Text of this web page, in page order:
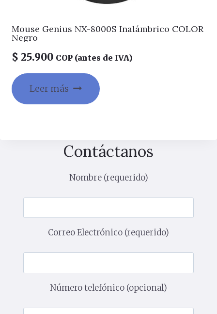
Mouse Genius NX-8000S Inalámbrico COLOR
Negro
$ 25.900 COP (antes de IVA)
Leer más
Contáctanos
Nombre (requerido)
Correo Electrónico (requerido)
Número telefónico (opcional)